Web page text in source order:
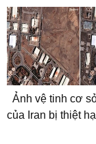
Ảnh vệ tinh cơ
của Iran bị thiệt